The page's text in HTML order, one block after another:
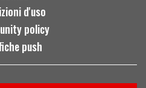
d'uso
policy
push